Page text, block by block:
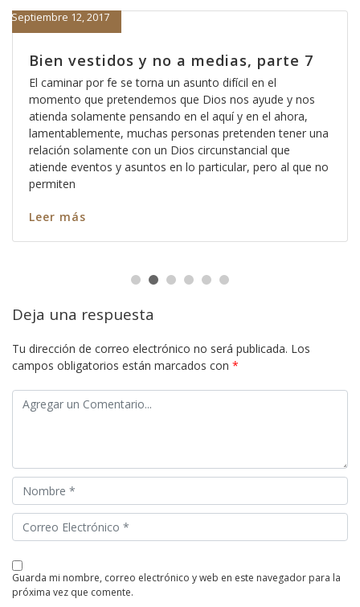
Bien vestidos y no a medias, parte 7
Septiembre 12, 2017
El caminar por fe se torna un asunto difícil en el
momento que pretendemos que Dios nos ayude y nos
atienda solamente pensando en el aquí y en el ahora,
lamentablemente, muchas personas pretenden tener una
relación solamente con un Dios circunstancial que
atiende eventos y asuntos en lo particular, pero al que no
permiten
Leer más
Deja una respuesta
Tu dirección de correo electrónico no será publicada. Los
campos obligatorios están marcados con *
guarda mi nombre, correo electrónico y web en este navegador para la
próxima vez que comente.